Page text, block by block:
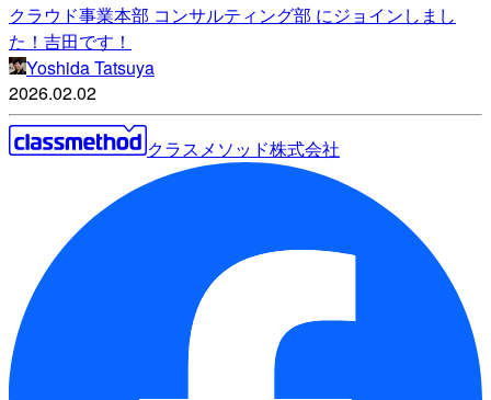
クラウド事業本部 コンサルティング部 にジョインしまし
た！吉田です！
Yoshida Tatsuya
2026.02.02
クラスメソッド株式会社